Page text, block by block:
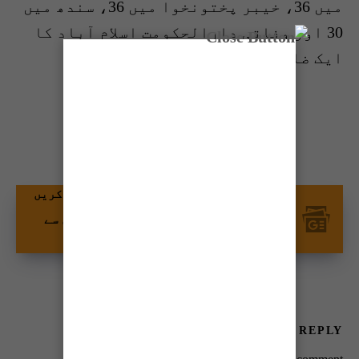
میں 36، خیبر پختونخوا میں 36، سندھ میں
30 اور وفاقی دارالحکومت اسلام آباد کا
ایک ضلع ہے۔
گوگل نیوز پر ٹائمز آف کراچی کو فالو کریں
اور اپنی پسندیدہ مواد کو زیادہ تیزی سے
LEAVE A REPLY